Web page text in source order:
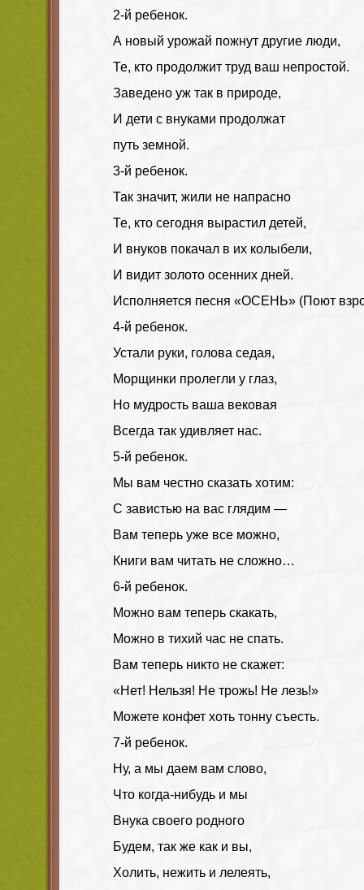
2-й ребенок.
А новый урожай пожнут другие люди,
Те, кто продолжит труд ваш непростой.
Заведено уж так в природе,
И дети с внуками продолжат
путь земной.
3-й ребенок.
Так значит, жили не напрасно
Те, кто сегодня вырастил детей,
И внуков покачал в их колыбели,
И видит золото осенних дней.
Исполняется песня «ОСЕНЬ» (Поют
4-й ребенок.
Устали руки, голова седая,
Морщинки пролегли у глаз,
Но мудрость ваша вековая
Всегда так удивляет нас.
5-й ребенок.
Мы вам честно сказать хотим:
С завистью на вас глядим —
Вам теперь уже все можно,
Книги вам читать не сложно…
6-й ребенок.
Можно вам теперь скакать,
Можно в тихий час не спать.
Вам теперь никто не скажет:
«Нет! Нельзя! Не трожь! Не лезь!»
Можете конфет хоть тонну съесть.
7-й ребенок.
Ну, а мы даем вам слово,
Что когда-нибудь и мы
Внука своего родного
Будем, так же как и вы,
Холить, нежить и лелеять,